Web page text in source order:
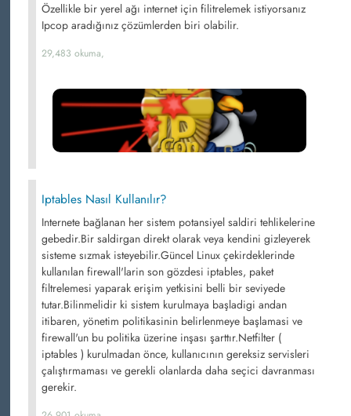
Özellikle bir yerel ağı internet için filitrelemek istiyorsanız
Ipcop aradığınız çözümlerden biri olabilir.
29,483 okuma,
Iptables Nasıl Kullanılır?
Internete bağlanan her sistem potansiyel saldiri tehlikelerine
gebedir.Bir saldirgan direkt olarak veya kendini gizleyerek
sisteme sızmak isteyebilir.Güncel Linux çekirdeklerinde
kullanılan firewall'larin son gözdesi iptables, paket
filtrelemesi yaparak erişim yetkisini belli bir seviyede
tutar.Bilinmelidir ki sistem kurulmaya başladigi andan
itibaren, yönetim politikasinin belirlenmeye başlamasi ve
firewall'un bu politika üzerine inşası şarttır.Netfilter (
iptables ) kurulmadan önce, kullanıcının gereksiz servisleri
çalıştırmaması ve gerekli olanlarda daha seçici davranması
gerekir.